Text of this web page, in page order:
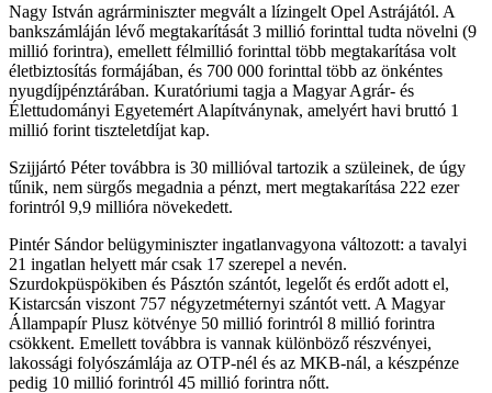
Nagy István agrárminiszter megvált a lízingelt Opel Astrájától. A
bankszámláján lévő megtakarítását 3 millió forinttal tudta növelni (9
millió forintra), emellett félmillió forinttal több megtakarítása volt
életbiztosítás formájában, és 700 000 forinttal több az önkéntes
nyugdíjpénztárában. Kuratóriumi tagja a Magyar Agrár- és
Élettudományi Egyetemért Alapítványnak, amelyért havi bruttó 1
millió forint tiszteletdíjat kap.
Szijjártó Péter továbbra is 30 millióval tartozik a szüleinek, de úgy
tűnik, nem sürgős megadnia a pénzt, mert megtakarítása 222 ezer
forintról 9,9 millióra növekedett.
Pintér Sándor belügyminiszter ingatlanvagyona változott: a tavalyi
21 ingatlan helyett már csak 17 szerepel a nevén.
Szurdokpüspökiben és Pásztón szántót, legelőt és erdőt adott el,
Kistarcsán viszont 757 négyzetméternyi szántót vett. A Magyar
Állampapír Plusz kötvénye 50 millió forintról 8 millió forintra
csökkent. Emellett továbbra is vannak különböző részvényei,
lakossági folyószámlája az OTP-nél és az MKB-nál, a készpénze
pedig 10 millió forintról 45 millió forintra nőtt.